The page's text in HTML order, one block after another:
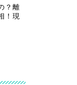
？離
！現